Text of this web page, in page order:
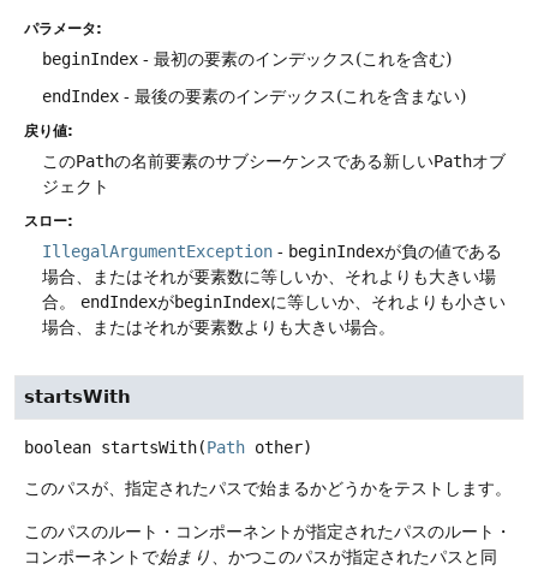
パラメータ:
beginIndex - 最初の要素のインデックス(これを含む)
endIndex - 最後の要素のインデックス(これを含まない)
戻り値:
このPathの名前要素のサブシーケンスである新しいPathオブ
ジェクト
スロー:
IllegalArgumentException - beginIndexが負の値である
場合、またはそれが要素数に等しいか、それよりも大きい場
合。
endIndexがbeginIndexに等しいか、それよりも小さい
場合、またはそれが要素数よりも大きい場合。
startsWith
boolean startsWith(Path other)
このパスが、指定されたパスで始まるかどうかをテストします。
このパスのルート・コンポーネントが指定されたパスのルート・
コンポーネントで始まり
、かつこのパスが指定されたパスと同